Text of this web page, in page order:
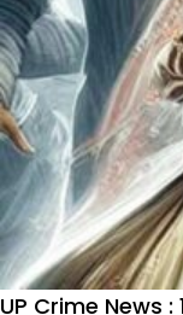
UP Crime News